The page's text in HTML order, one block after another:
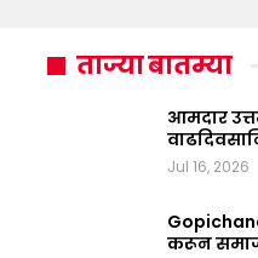
ताज्या बातम्या
आमदार
Jul 16, 2026
करून